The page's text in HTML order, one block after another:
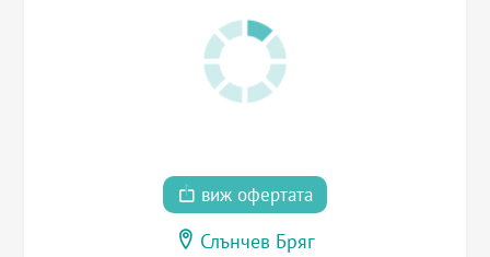
виж офертата
Слънчев Бряг